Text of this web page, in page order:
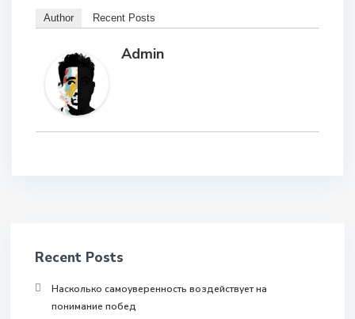
Author Recent Posts
Admin
Recent Posts
Насколько самоуверенность воздействует на
понимание побед